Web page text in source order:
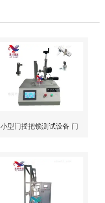
小型门摇把锁测试设备 门